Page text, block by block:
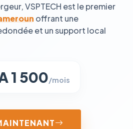
VSPTECH est le premier
offrant une
et un support local
1 500/mois